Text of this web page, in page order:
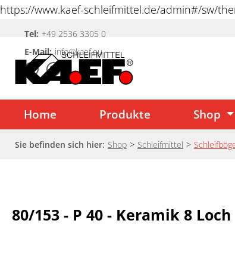
https://www.kaef-schleifmittel.de/admin#/sw/
Zur Hauptnavigation springen
Tel: +49 2536 3305 0
E-Mail: info@kaef.eu
Home Produkte Shop
Sie befinden sich hier: Shop > Schleifmittel >
80/153 - P 40 - Keramik 8 Loch